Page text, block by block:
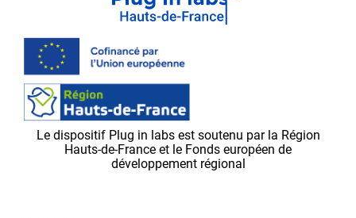
elles
seront
d’abord
validées
par
l’équipe
Plug in labs Hauts
Le dispositif Plug in labs est soutenu par la Région
Hauts-de-France et le Fonds européen de
développement régional